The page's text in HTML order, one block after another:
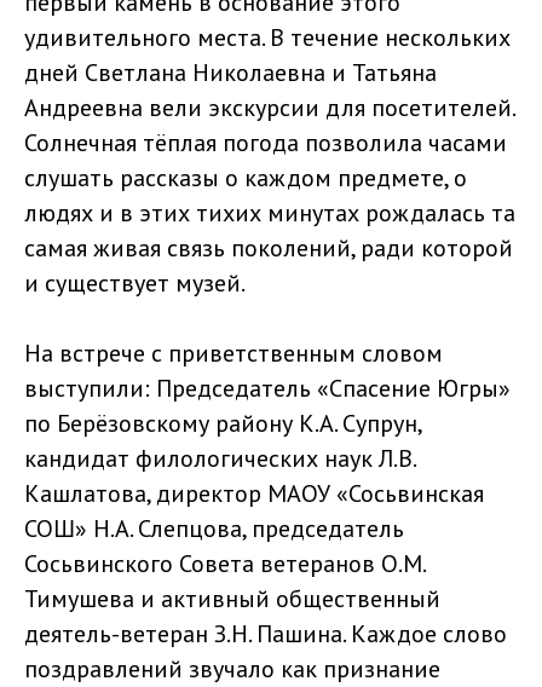
удивительного места. В течение нескольких
дней Светлана Николаевна и Татьяна
Андреевна вели экскурсии для посетителей.
Солнечная тёплая погода позволила часами
слушать рассказы о каждом предмете, о
людях и в этих тихих минутах рождалась та
самая живая связь поколений, ради которой
и существует музей.
На встрече с приветственным словом
выступили: Председатель «Спасение Югры»
по Берёзовскому району К.А. Супрун,
кандидат филологических наук Л.В.
Кашлатова, директор МАОУ «Сосьвинская
СОШ» Н.А. Слепцова, председатель
Сосьвинского Совета ветеранов О.М.
Тимушева и активный общественный
деятель-ветеран З.Н. Пашина. Каждое слово
поздравлений звучало как признание